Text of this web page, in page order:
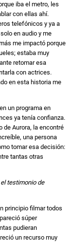
iba el metro, les
con ellas ahí.
telefónicos y ya a
en audio y me
me impactó porque
estaba muy
retomar esa
con actrices.
en esta historia me
un programa en
ya tenía confianza.
de Aurora, la encontré
una persona
tomar esa decisión:
tantas otras
testimonio de
principio filmar todos
súper
pudieran
un recurso muy